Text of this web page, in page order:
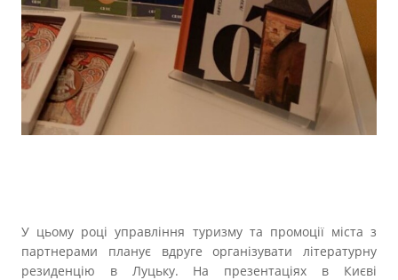
У цьому році управління туризму та промоції міста з
партнерами планує вдруге організувати літературну
резиденцію в Луцьку. На презентаціях в Києві